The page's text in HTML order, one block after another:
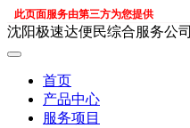
此页面服务由第三方为您提供
沈阳极速达便民综合服务公司
首页
产品中心
服务项目